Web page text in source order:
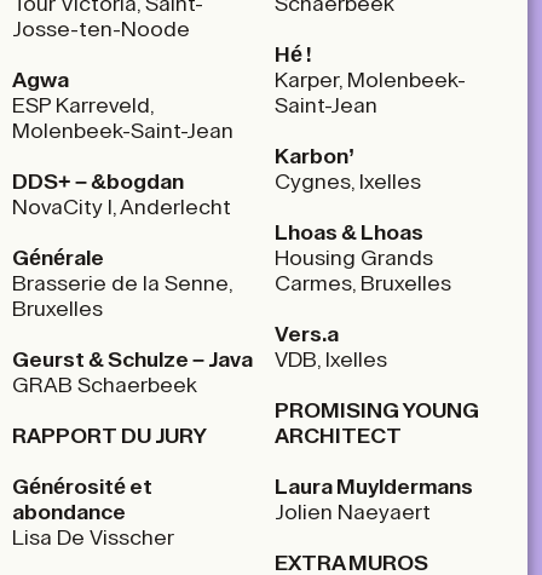
Josse-ten-Noode
Agwa
ESP Karreveld,
Molenbeek-Saint-Jean
DDS+ – &bogdan
NovaCity I, Anderlecht
Générale
Brasserie de la Senne,
Bruxelles
Geurst & Schulze – Java
GRAB Schaerbeek
RAPPORT DU JURY
Générosité et
abondance
Lisa De Visscher
Hé !
Karper, Molenbeek-
Saint-Jean
Karbon’
Cygnes, Ixelles
Lhoas & Lhoas
Housing Grands
Carmes, Bruxelles
Vers.a
VDB, Ixelles
PROMISING YOUNG
ARCHITECT
Laura Muyldermans
Jolien Naeyaert
EXTRA MUROS